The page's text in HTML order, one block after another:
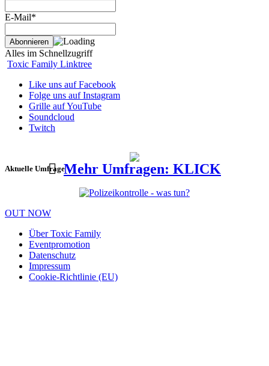
E-Mail*
Alles im Schnellzugriff
Toxic Family Linktree
Like uns auf Facebook
Folge uns auf Instagram
Grille auf YouTube
Soundcloud
Twitch
Aktuelle UmfrageMehr Umfragen: KLICK
OUT NOW
Über Toxic Family
Eventpromotion
Datenschutz
Impressum
Cookie-Richtlinie (EU)